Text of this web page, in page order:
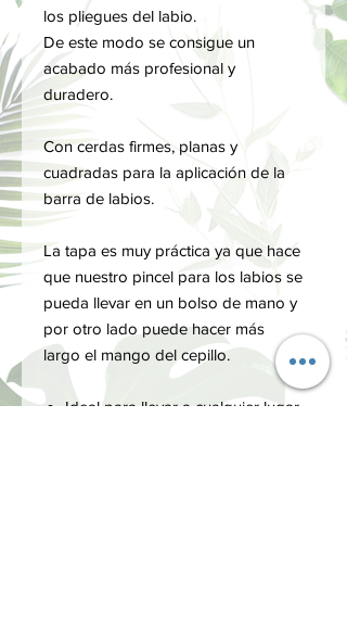
los pliegues del labio.
De este modo se consigue un
acabado más profesional y
duradero.
Con cerdas firmes, planas y
cuadradas para la aplicación de la
barra de labios.
La tapa es muy práctica ya que hace
que nuestro pincel para los labios se
pueda llevar en un bolso de mano y
por otro lado puede hacer más
largo el mango del cepillo.
Ideal para llevar a cualquier lugar.